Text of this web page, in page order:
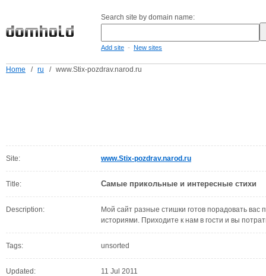
Search site by domain name:
Add site - New sites
Home / ru / www.Stix-pozdrav.narod.ru
Site: www.Stix-pozdrav.narod.ru
Title: Самые прикольные и интересные стихи
Description:
Мой сайт разные стишки готов порадовать
историями. Приходите к нам в гости и вы
Tags: unsorted
Updated: 11 Jul 2011